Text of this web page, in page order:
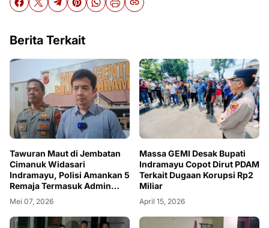
Berita Terkait
Tawuran Maut di Jembatan
Cimanuk Widasari
Indramayu, Polisi Amankan 5
Remaja Termasuk Admin
Kelompok
Mei 07, 2026
Massa GEMI Desak Bupati
Indramayu Copot Dirut PDAM
Terkait Dugaan Korupsi Rp2
Miliar
April 15, 2026